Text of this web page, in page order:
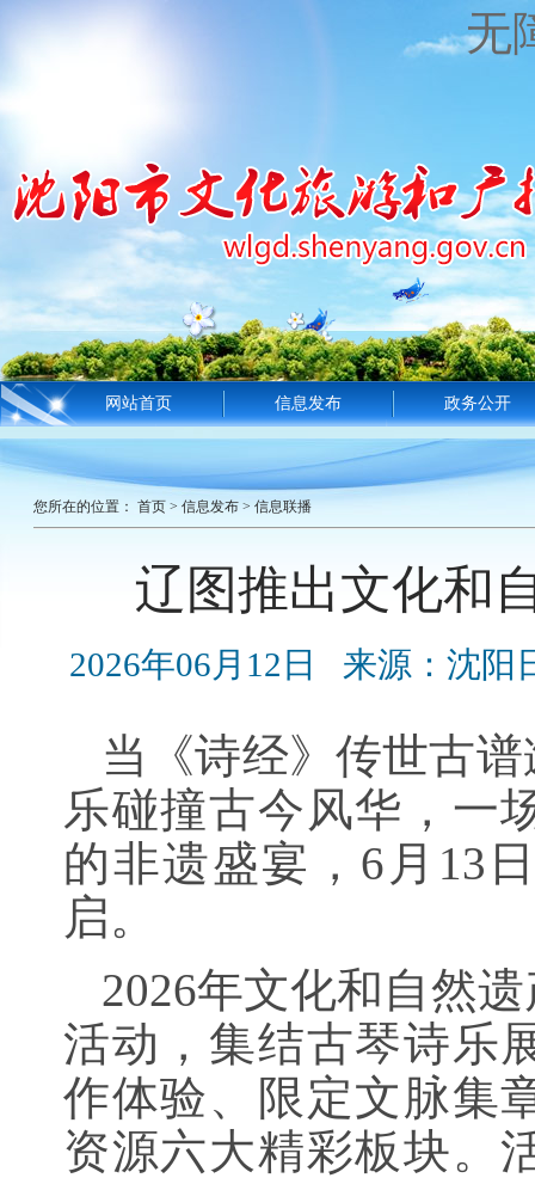
无
网站首页 信息发布 政务公开
您所在的位置： 首页 > 信息发布 > 信息联播
辽图推出文化和
2026年06月12日 来源：沈阳
当《诗经》传世古
乐碰撞古今风华，一
的非遗盛宴，6月13
启。
2026年文化和自然
活动，集结古琴诗乐
作体验、限定文脉集
资源六大精彩板块。